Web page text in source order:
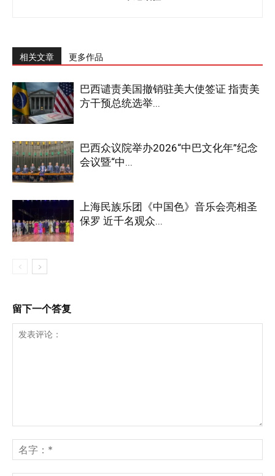
相关文章 更多作品
巴西谴责美国撤销驻美大使签证 指责美
方干预总统选举...
巴西众议院举办2026“中巴文化年”纪念
会议暨“中...
上海民族乐团《中国色》音乐会亮相圣
保罗 近千名观众...
留下一个答复